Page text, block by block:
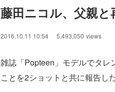
藤田ニコル、父親と
2016.10.11 10:54 5,493,050 views
雑誌「Popteen」モデルでタレ
ことを2ショットと共に報告した